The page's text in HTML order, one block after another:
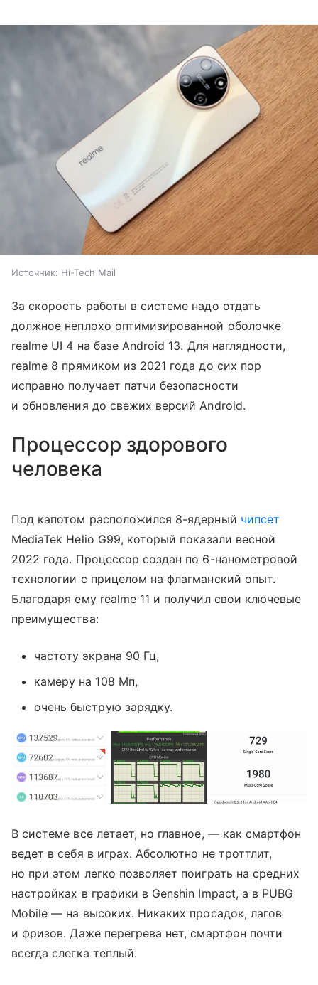
Источник: Hi-Tech Mail
За скорость работы в системе надо отдать
должное неплохо оптимизированной оболочке
realme UI 4 на базе Android 13. Для наглядности,
realme 8 прямиком из 2021 года до сих пор
исправно получает патчи безопасности
и обновления до свежих версий Android.
Процессор здорового
человека
Под капотом расположился 8-ядерный чипсет
MediaTek Helio G99, который показали весной
2022 года. Процессор создан по 6-нанометровой
технологии с прицелом на флагманский опыт.
Благодаря ему realme 11 и получил свои ключевые
преимущества:
частоту экрана 90 Гц,
камеру на 108 Мп,
очень быструю зарядку.
В системе все летает, но главное, — как смартфон
ведет в себя в играх. Абсолютно не троттлит,
но при этом легко позволяет поиграть на средних
настройках в графики в Genshin Impact, а в PUBG
Mobile — на высоких. Никаких просадок, лагов
и фризов. Даже перегрева нет, смартфон почти
всегда слегка теплый.